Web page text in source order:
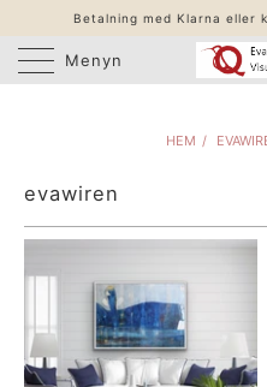
Betalning med Klarna eller
Menyn
HEM /
evawiren